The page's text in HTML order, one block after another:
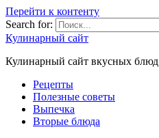
Перейти к контенту
Search for:
Кулинарный сайт
Кулинарный сайт вкусных блюд
Рецепты
Полезные советы
Выпечка
Вторые блюда